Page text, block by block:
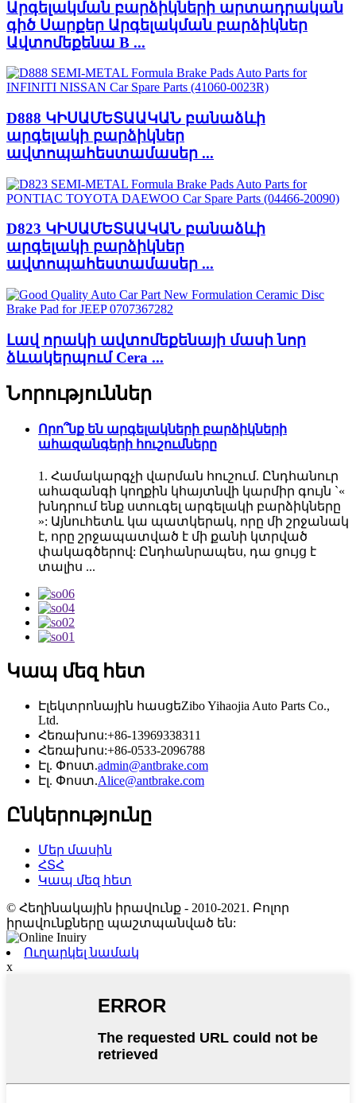
Արգելակման բարձիկների արտադրական
գիծ Սարքեր Արգելակման բարձիկներ
Ավտոմեքենա B ...
D888 ԿԻՍԱՄԵՏԱԱԿԱՆ բանաձևի
արգելակի բարձիկներ
ավտոպահեստամասեր ...
D823 ԿԻՍԱՄԵՏԱԱԿԱՆ բանաձևի
արգելակի բարձիկներ
ավտոպահեստամասեր ...
Լավ որակի ավտոմեքենայի մասի նոր
ձևակերպում Cera ...
Նորություններ
Որո՞նք են արգելակների բարձիկների
ահազանգերի հուշումները
1. Համակարգչի վարման հուշում. Ընդհանուր
ահազանգի կողքին կհայտնվի կարմիր գույն `«
խնդրում ենք ստուգել արգելակի բարձիկները
»: Այնուհետև կա պատկերակ, որը մի շրջանակ
է, որը շրջապատված է մի քանի կտրված
փակագծերով: Ընդհանրապես, դա ցույց է
տալիս ...
Կապ մեզ հետ
Էլեկտրոնային հասցեZibo Yihaojia Auto Parts Co.,
Ltd.
Հեռախոս:+86-13969338311
Հեռախոս:+86-0533-2096788
Էլ. Փոստ.admin@antbrake.com
Էլ. Փոստ.Alice@antbrake.com
Ընկերությունը
Մեր մասին
ՀՏՀ
Կապ մեզ հետ
© Հեղինակային իրավունք - 2010-2021. Բոլոր
իրավունքները պաշտպանված են:
Ուղարկել նամակ
x